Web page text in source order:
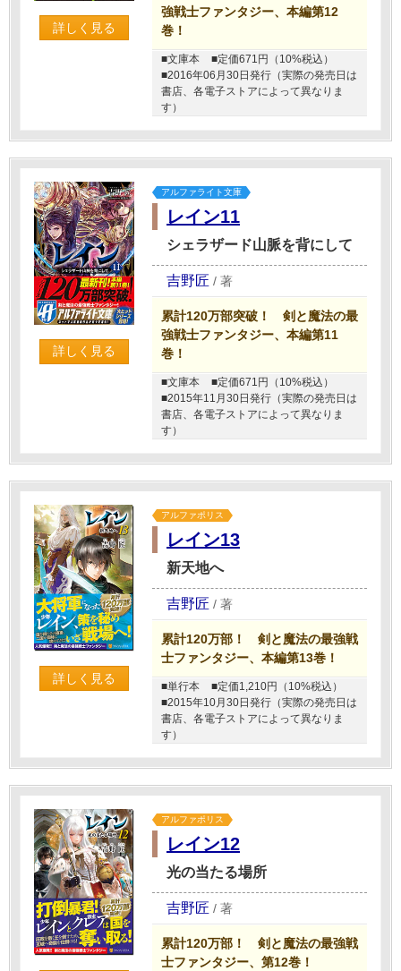
詳しく見る
強戦士ファンタジー、本編第12
巻！
■文庫本
■定価671円（10%税込）
■2016年06月30日発行（実際の発売日は
書店、各電子ストアによって異なりま
す）
詳しく見る
アルファライト文庫
レイン11
シェラザード山脈を背にして
吉野匠 / 著
累計120万部突破！ 剣と魔法の最
強戦士ファンタジー、本編第11
巻！
■文庫本
■定価671円（10%税込）
■2015年11月30日発行（実際の発売日は
書店、各電子ストアによって異なりま
す）
詳しく見る
アルファポリス
レイン13
新天地へ
吉野匠 / 著
累計120万部！ 剣と魔法の最強戦
士ファンタジー、本編第13巻！
■単行本
■定価1,210円（10%税込）
■2015年10月30日発行（実際の発売日は
書店、各電子ストアによって異なりま
す）
アルファポリス
レイン12
光の当たる場所
吉野匠 / 著
累計120万部！ 剣と魔法の最強戦
士ファンタジー、第12巻！